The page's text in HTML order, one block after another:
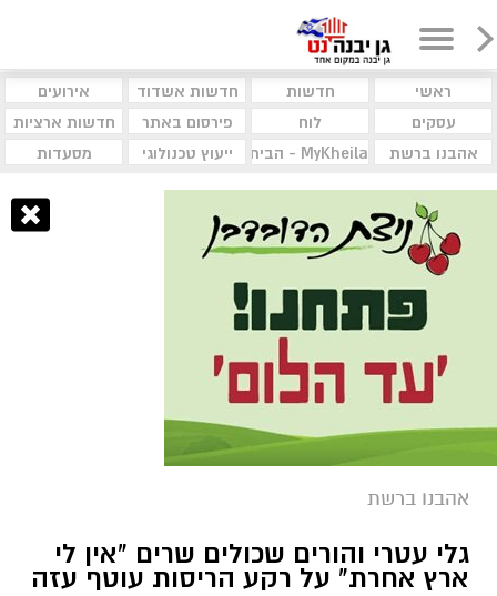
ראשי חדשות חדשות אשדוד
אירועים
עסקים
לוח פירסום באתר
חדשות ארציות
אהבנו ברשת
MyKheila - הבית לעסקים וקהילות ייעוץ טכנולוגי מסעדות
אהבנו ברשת
גלי עטרי והורים שכולים שרים "אין לי
ארץ אחרת" על רקע הריסות עוטף עזה